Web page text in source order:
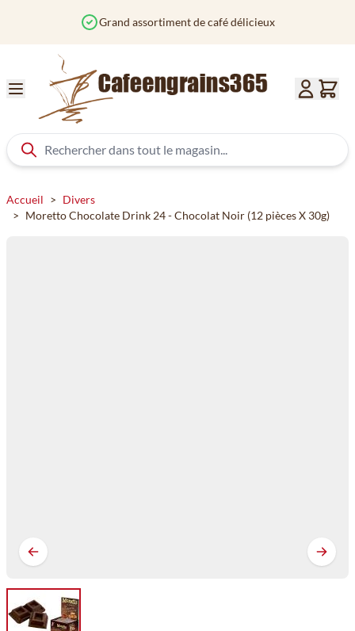
de café délicieux Commandé avant
Accueil > Divers
> Moretto Chocolate Drink 24 - Chocolat Noir (12 pièces X 30g)